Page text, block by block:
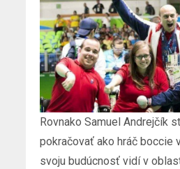
Rovnako Samuel Andrejčík
pokračovať ako hráč boccie
svoju budúcnosť vidí v